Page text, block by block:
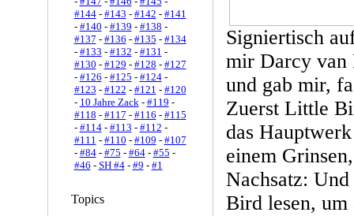
#144- #143 - #142 - #141
- #140 - #139 - #138 -
#137 - #136 - #135 - #134
- #133 - #132 - #131 -
#130 - #129 - #128 - #127
- #126 - #125 - #124-
#123 - #122 - #121 - #120
- 10 Jahre Zack- #119 -
#118 - #117 - #116 - #115
- #114- #113 - #112 -
#111 - #110 - #109 - #107
- #84- #75 - #64- #55 -
#46 - SH #4- #9 - #1
Topics
Signiertisch
mir Darcy van
und gab mir,
Zuerst Little
das
einem
Nachsatz:
Bird lesen, um